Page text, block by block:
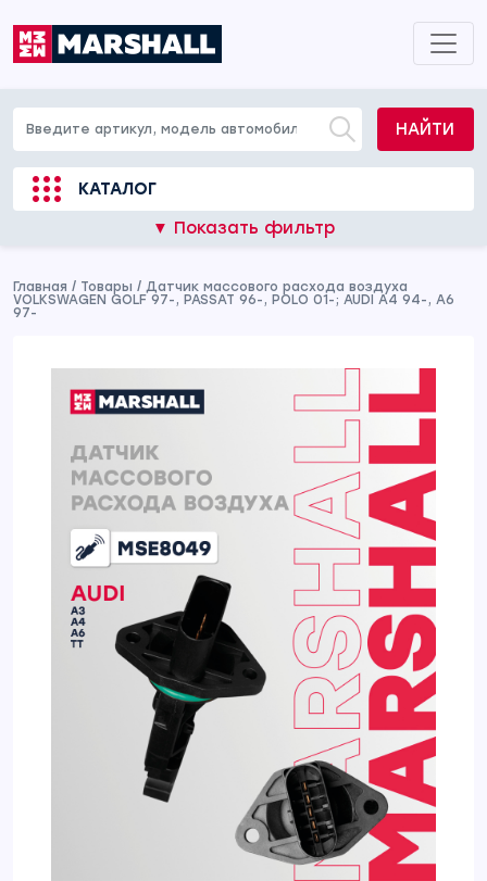
НАЙТИ
КАТАЛОГ
▼ Показать фильтр
Главная / Товары / Датчик массового расхода воздуха
VOLKSWAGEN GOLF 97-, PASSAT 96-, POLO 01-; AUDI A4 94-, A6
97-